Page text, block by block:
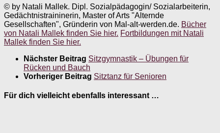
© by Natali Mallek. Dipl. Sozialpädagogin/ Sozialarbeiterin,
Gedächtnistraininerin, Master of Arts "Alternde
Gesellschaften", Gründerin von Mal-alt-werden.de. Bücher
von Natali Mallek finden Sie hier. Fortbildungen mit Natali
Mallek finden Sie hier.
Nächster Beitrag Sitzgymnastik – Übungen für
Rücken und Bauch
Vorheriger Beitrag Sitztanz für Senioren
Für dich vielleicht ebenfalls interessant …